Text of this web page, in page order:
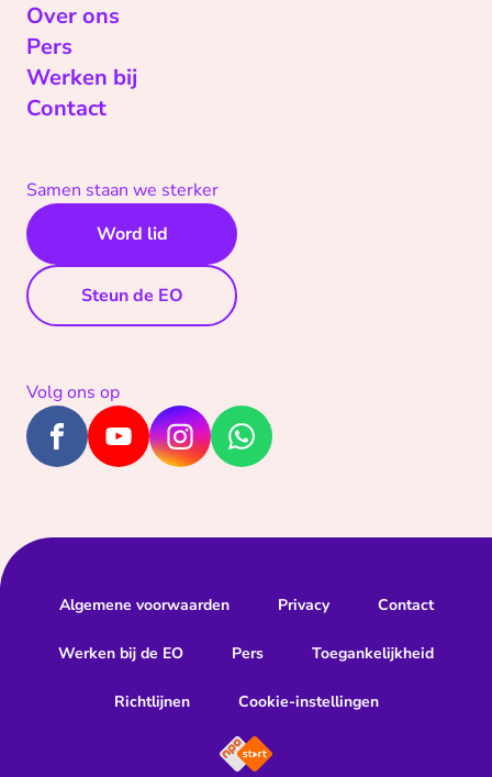
Over ons
Pers
Werken bij
Contact
Samen staan we sterker
Word lid
Steun de EO
Volg ons op
Algemene voorwaarden Privacy Contact
Werken bij de EO Pers Toegankelijkheid
Richtlijnen Cookie-instellingen